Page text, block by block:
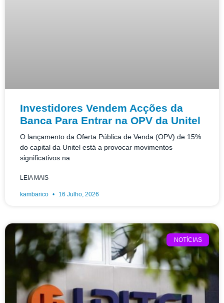
Investidores Vendem Acções da
Banca Para Entrar na OPV da Unitel
O lançamento da Oferta Pública de Venda (OPV) de 15%
do capital da Unitel está a provocar movimentos
significativos na
LEIA MAIS
kambarico 16 Julho, 2026
NOTÍCIAS